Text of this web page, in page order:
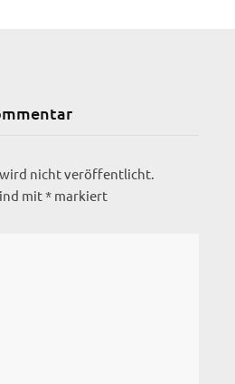
wird nicht veröffentlicht.
mit* markiert